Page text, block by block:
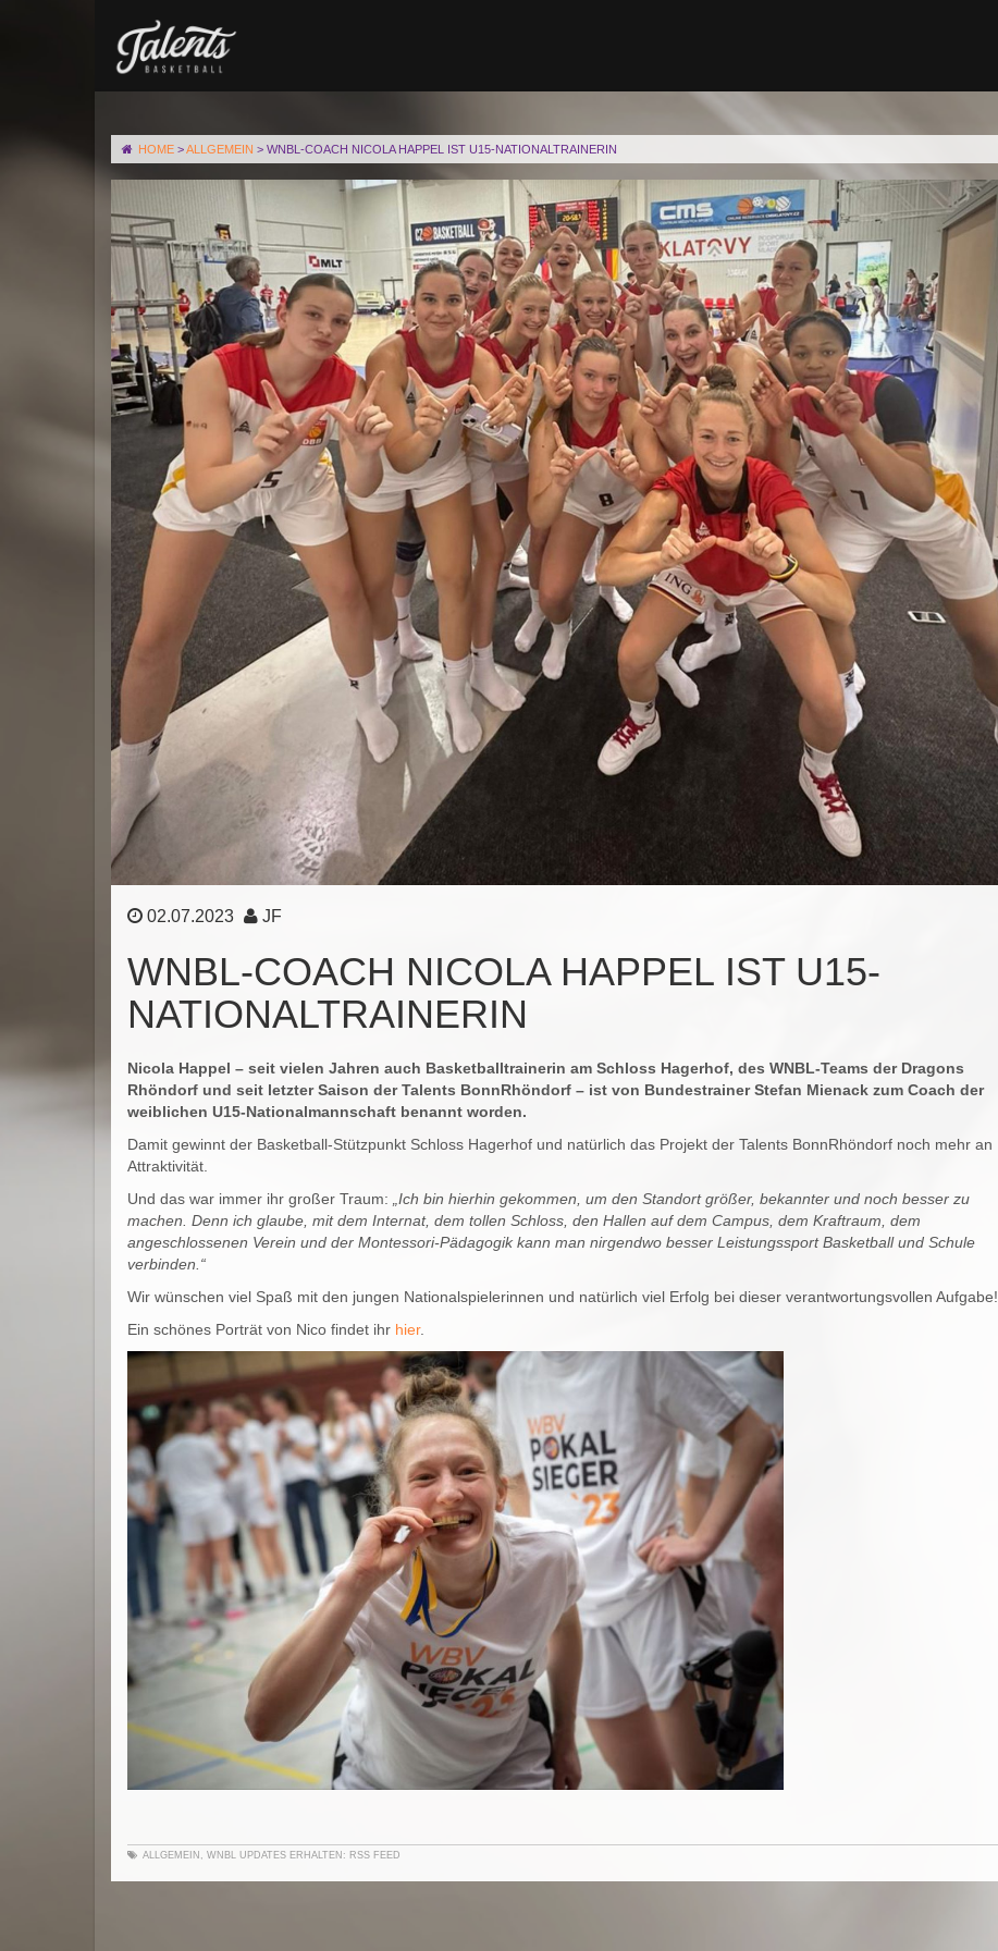
HOME >ALLGEMEIN > WNBL-COACH NICOLA HAPPEL IST U15-NATIONALTRAINERIN
02.07.2023 JF
WNBL-COACH NICOLA HAPPEL IST U15-
NATIONALTRAINERIN
Nicola Happel – seit vielen Jahren auch Basketballtrainerin am Schloss Hagerhof, des WNBL-Teams der Dragons
Rhöndorf und seit letzter Saison der Talents BonnRhöndorf – ist von Bundestrainer Stefan Mienack zum Coach der
weiblichen U15-Nationalmannschaft benannt worden.
Damit gewinnt der Basketball-Stützpunkt Schloss Hagerhof und natürlich das Projekt der Talents BonnRhöndorf noch mehr an
Attraktivität.
Und das war immer ihr großer Traum: „Ich bin hierhin gekommen, um den Standort größer, bekannter und noch besser zu
machen. Denn ich glaube, mit dem Internat, dem tollen Schloss, den Hallen auf dem Campus, dem Kraftraum, dem
angeschlossenen Verein und der Montessori-Pädagogik kann man nirgendwo besser Leistungssport Basketball und Schule
verbinden.“
Wir wünschen viel Spaß mit den jungen Nationalspielerinnen und natürlich viel Erfolg bei dieser verantwortungsvollen Aufgabe!
Ein schönes Porträt von Nico findet ihr hier.
ALLGEMEIN , WNBL UPDATES ERHALTEN: RSS FEED